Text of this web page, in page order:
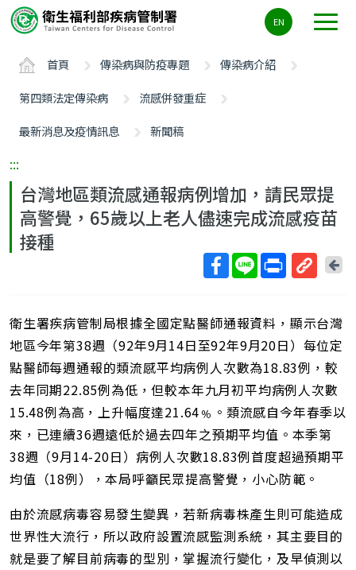
要
ALT+C
EN
首頁 傳染病與防疫專題
傳染病介紹
第四類法定傳染病
流感併發重症
最新消息及疫情訊息
新聞稿
:::
台灣地區類流感通報病例增加，請民眾提
高警覺，65歲以上老人儘速完成流感疫苗
接種
短
網
址
回
頁
衛生署疾病管制局根據全國定點醫師通報資料，顯示台灣
地區今年第38週（92年9月14日至92年9月20日）每位定
點醫師每週通報的類流感平均病例人次數為18.83例，較
去年同期22.85例為低，但較本年九月初平均病例人次數
15.48例為高，上升幅度達21.64﹪。類流感自今年春季以
來，已連續36週遠低於過去四年之預期平均值。本季第
38週（9月14-20日）病例人次數18.83例首度超過預期平
均值（18例），本局呼籲民眾提高警覺，小心防範。
由於流感病毒容易發生變異，若新病毒株產生則可能造成
世界性大流行，所以政府設置流感監測系統，其主要目的
就是要了解目前病毒的型別，掌握流行變化，及早偵測以